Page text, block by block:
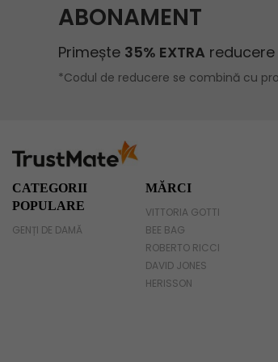
CATEGORII
POPULARE
GENȚI DE DAMĂ
MĂRCI
VITTORIA GOTTI
BEE BAG
ROBERTO RICCI
DAVID JONES
HERISSON